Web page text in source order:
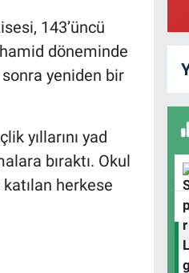
143’üncü
döneminde
yeniden bir
yıllarını yad
bıraktı. Okul
herkese